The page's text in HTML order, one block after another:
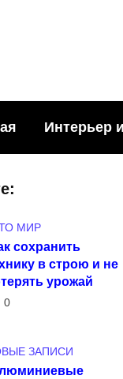
Интерьер
МИР
сохранить
в строю и не
урожай
0
ЗАПИСИ